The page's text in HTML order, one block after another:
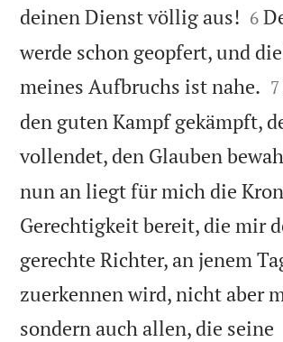
deinen Dienst völlig aus! 

6
werde schon geopfert, und
meines Aufbruchs ist nahe. 
7
den guten Kampf gekämpft,
vollendet, den Glauben
nun an liegt für mich die
Gerechtigkeit bereit, die mir
gerechte Richter, an jenem
zuerkennen wird, nicht aber
sondern auch allen, die seine